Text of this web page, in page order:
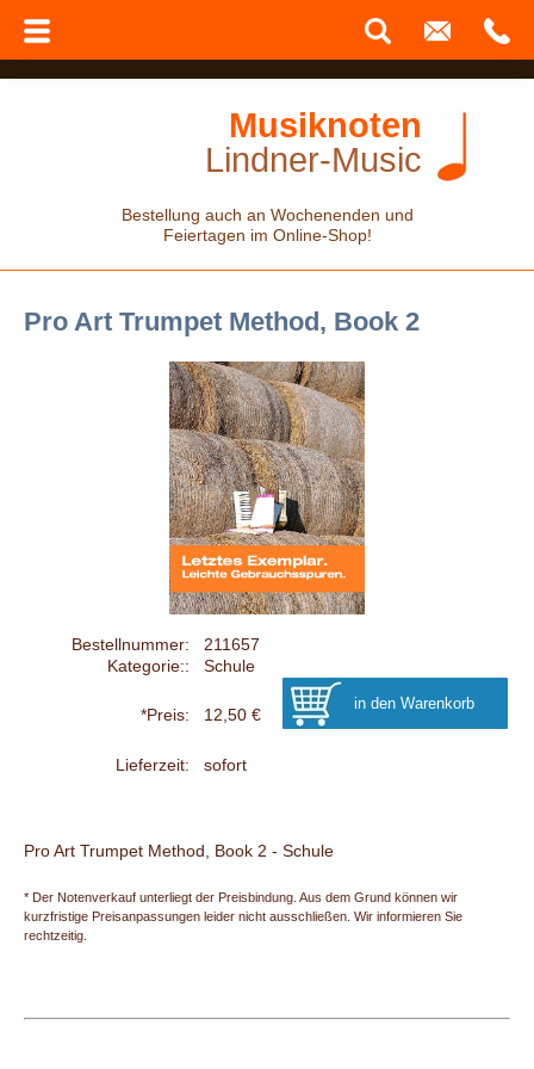
Musiknoten
Lindner-Music
Bestellung auch an Wochenenden und
Feiertagen im Online-Shop!
Pro Art Trumpet Method, Book 2
Bestellnummer:
211657
Kategorie::
Schule
*Preis: 12,50 €
Lieferzeit: sofort
Pro Art Trumpet Method, Book 2 - Schule
* Der Notenverkauf unterliegt der Preisbindung. Aus dem Grund können wir
kurzfristige Preisanpassungen leider nicht ausschließen. Wir informieren Sie
rechtzeitig.